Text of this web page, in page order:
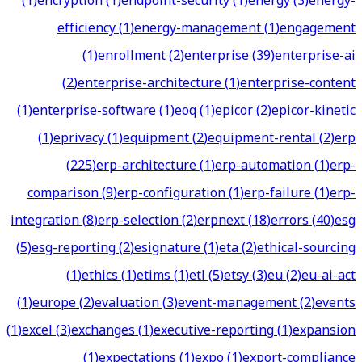
efficiency(1)energy-management(1)engagement
(1)enrollment(2)enterprise(39)enterprise-ai
(2)enterprise-architecture(1)enterprise-content
(1)enterprise-software(1)eoq(1)epicor(2)epicor-kinetic
(1)eprivacy(1)equipment(2)equipment-rental(2)erp
(225)erp-architecture(1)erp-automation(1)erp-
comparison(9)erp-configuration(1)erp-failure(1)erp-
integration(8)erp-selection(2)erpnext(18)errors(40)esg
(5)esg-reporting(2)esignature(1)eta(2)ethical-sourcing
(1)ethics(1)etims(1)etl(5)etsy(3)eu(2)eu-ai-act
(1)europe(2)evaluation(3)event-management(2)events
(1)excel(3)exchanges(1)executive-reporting(1)expansion